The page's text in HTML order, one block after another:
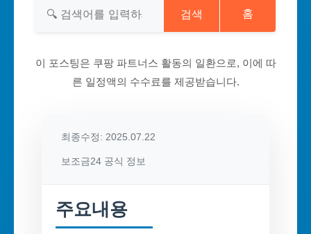
검색 홈
이 포스팅은 쿠팡 파트너스 활동의 일환으로, 이에 따
른 일정액의 수수료를 제공받습니다.
최종수정: 2025.07.22
보조금24 공식 정보
주요내용